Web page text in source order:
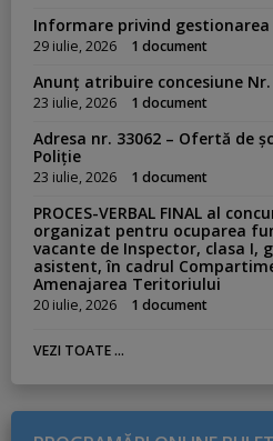
Informare privind
29 iulie, 2026 1 document
Anunț atribuire concesiune Nr.
23 iulie, 2026 1 document
Adresa nr. 33062 – Ofertă de
Poliție
23 iulie, 2026 1 document
PROCES-VERBAL FINAL al
organizat pentru ocuparea
vacante de Inspector, clasa I,
asistent, în cadrul
Amenajarea Teritoriului
20 iulie, 2026 1 document
VEZI TOATE ...